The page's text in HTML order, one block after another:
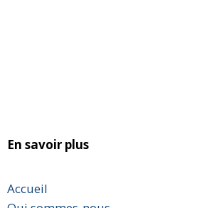
En savoir plus
Accueil